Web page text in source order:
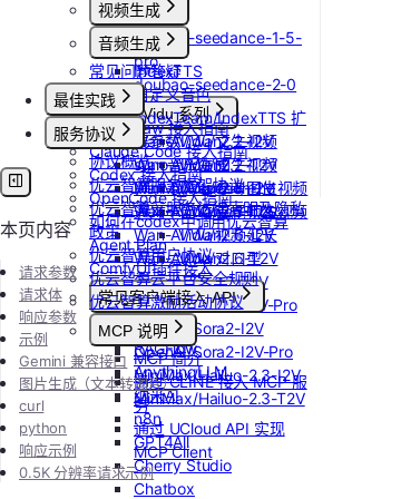
视频生成
doubao-seedance-1-5-
pro
doubao-seedance-2-0
Vidu 系列
Vidu/文生视频
Vidu/图生视频
Vidu/参考图生视频
Vidu/首尾帧生视频
Vidu/视频延长
Vidu/对口型
Wan-AI/Wan2.2-I2V
Wan-AI/Wan2.2-T2V
Wan-AI/Wan2.5-I2V
Wan-AI/Wan2.5-T2V
Wan-AI/Wan2.6-I2V
Wan-AI/Wan2.6-T2V
OpenAI/Sora2-T2V
OpenAI/Sora2-T2V-Pro
OpenAI/Sora2-I2V
OpenAI/Sora2-I2V-Pro
MiniMax/Hailuo-2.3-I2V
MiniMax/Hailuo-2.3-T2V
音频生成
IndexTTS
自定义音色
IndexTeam/IndexTTS 扩
展参数
suno音乐生成
MiniMax/speech-hd
通义千问 Qwen-TTS
常见问题答疑
最佳实践
OpenClaw 接入指南
Claude Code 接入指南
Codex 接入指南
OpenCode 接入指南
如何在codex中调用优云智算
Agent Plan
ComfyUI插件接入
常见客户端接入 API
Dify
RAGFlow
AnythingLLM
纳米AI
n8n
GPT4All
Cherry Studio
Chatbox
MCP 说明
MCP 简介
通过 CLINE 接入 MCP 服
务
通过 UCloud API 实现
MCP Client
服务协议
协议概览
优云智算服务框架协议
优云智算云服务法律声明及隐私
政策
优云智算用户协议
优云智算云平台安全规则
优云智算激励活动协议
本页内容
请求参数
请求体
响应参数
示例
Gemini 兼容接口
图片生成（文本转图片）
curl
python
响应示例
0.5K 分辨率请求示例